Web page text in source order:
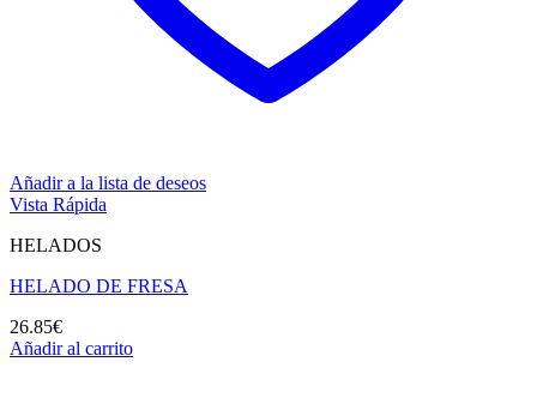
Añadir a la lista de deseos
Vista Rápida
HELADOS
HELADO DE FRESA
26.85€
Añadir al carrito